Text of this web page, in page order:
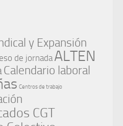
y Expansión
de jornada ALTEN
Calendario laboral
Centros de trabajo
CGT